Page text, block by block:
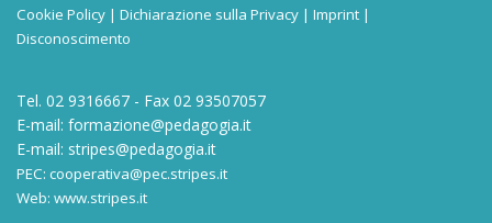
Cookie Policy | Dichiarazione sulla Privacy | Imprint |
Disconoscimento
Tel. 02 9316667 - Fax 02 93507057
E-mail: formazione@pedagogia.it
E-mail: stripes@pedagogia.it
PEC: cooperativa@pec.stripes.it
Web: www.stripes.it